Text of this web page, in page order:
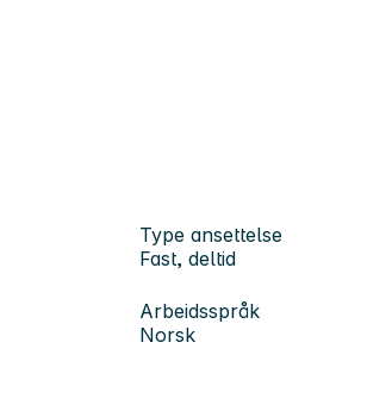
Type ansettelse
Fast, deltid
Arbeidsspråk
Norsk